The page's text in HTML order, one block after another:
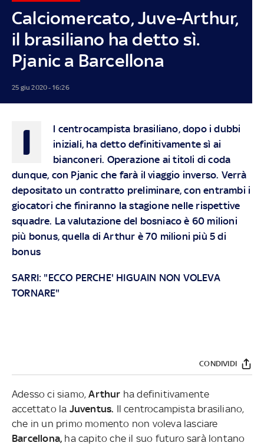
Calciomercato, Juve-Arthur,
il brasiliano ha detto sì.
Pjanic a Barcellona
25 giu 2020 - 16:26
I
l centrocampista brasiliano, dopo i dubbi
iniziali, ha detto definitivamente sì ai
bianconeri. Operazione ai titoli di coda
dunque, con Pjanic che farà il viaggio inverso. Verrà
depositato un contratto preliminare, con entrambi i
giocatori che finiranno la stagione nelle rispettive
squadre. La valutazione del bosniaco è 60 milioni
più bonus, quella di Arthur è 70 milioni più 5 di
bonus
SARRI: "ECCO PERCHE' HIGUAIN NON VOLEVA
TORNARE"
CONDIVIDI
Adesso ci siamo,Arthur ha definitivamente
accettato la Juventus. Il centrocampista brasiliano,
che in un primo momento non voleva lasciare
Barcellona, ha capito che il suo futuro sarà lontano